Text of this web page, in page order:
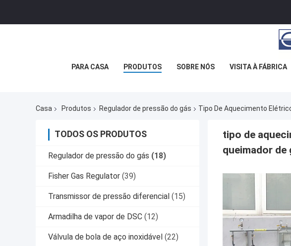
PARA CASA PRODUTOS SOBRE NÓS VISITA À FÁBRICA
Casa Produtos Regulador de pressão do gás Tipo De Aquecimento
TODOS OS PRODUTOS
Regulador de pressão do gás (18)
Fisher Gas Regulator (39)
Transmissor de pressão diferencial (15)
Armadilha de vapor de DSC (12)
Válvula de bola de aço inoxidável (22)
tipo de
queimador de